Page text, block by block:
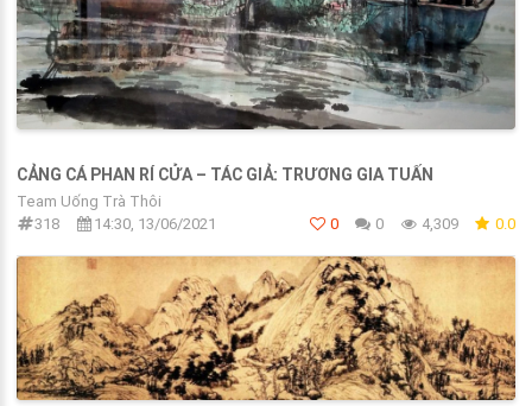
CẢNG CÁ PHAN RÍ CỬA – TÁC GIẢ: TRƯƠNG GIA TUẤN
Team Uống Trà Thôi
318
14:30, 13/06/2021 0 0 4,309 0.0